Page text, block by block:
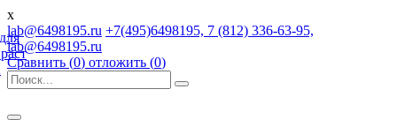
x
lab@6498195.ru +7(495)6498195, 7 (812) 336-63-95,
lab@6498195.ru
Сравнить (0) отложить (0)